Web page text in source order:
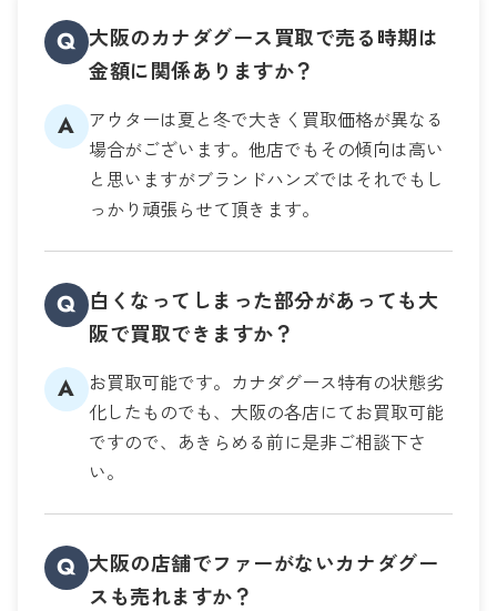
Q 大阪のカナダグース買取で売る時期は
金額に関係ありますか？
A アウターは夏と冬で大きく買取価格が異なる
場合がございます。他店でもその傾向は高い
と思いますがブランドハンズではそれでもし
っかり頑張らせて頂きます。
Q 白くなってしまった部分があっても大
阪で買取できますか？
A
お買取可能です。カナダグース特有の状態劣
化したものでも、大阪の各店にてお買取可能
ですので、あきらめる前に是非ご相談下さ
い。
Q 大阪の店舗でファーがないカナダグー
スも売れますか？